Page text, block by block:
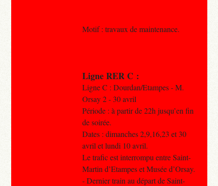
Motif : travaux de maintenance.
Ligne RER C :
Ligne C : Dourdan/Etampes - M.
Orsay 2 - 30 avril
Période : à partir de 22h jusqu’en fin
de soirée.
Dates : dimanches 2,9,16,23 et 30
avril et lundi 10 avril.
Le trafic est interrompu entre Saint-
Martin d’Etampes et Musée d’Orsay.
- Dernier train au départ de Saint-